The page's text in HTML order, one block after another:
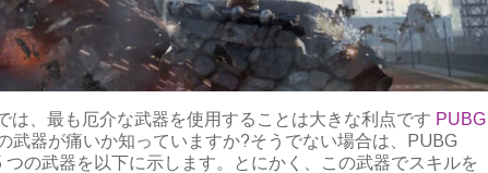
は、最も厄介な武器を使用することは大きな利点です PUBG
武器が痛いか知っていますか?そうでない場合は、PUBG
の武器を以下に示します。とにかく、この武器でスキルを